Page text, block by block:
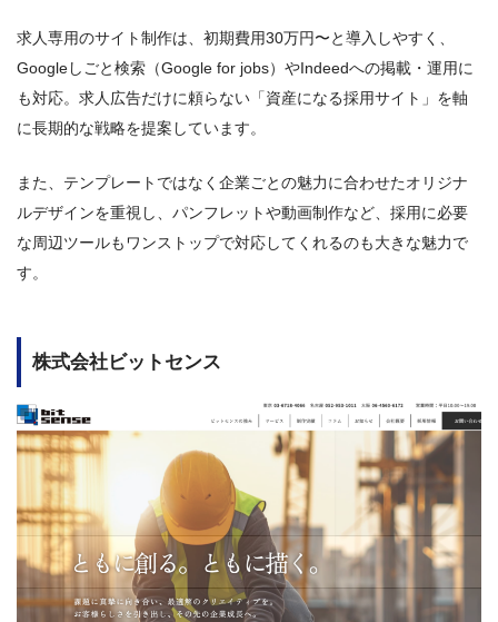
求人専用のサイト制作は、初期費用30万円〜と導入しやすく、
Googleしごと検索（Google for jobs）やIndeedへの掲載・運用に
も対応。求人広告だけに頼らない「資産になる採用サイト」を軸
に長期的な戦略を提案しています。
また、テンプレートではなく企業ごとの魅力に合わせたオリジナ
ルデザインを重視し、パンフレットや動画制作など、採用に必要
な周辺ツールもワンストップで対応してくれるのも大きな魅力で
す。
株式会社ビットセンス